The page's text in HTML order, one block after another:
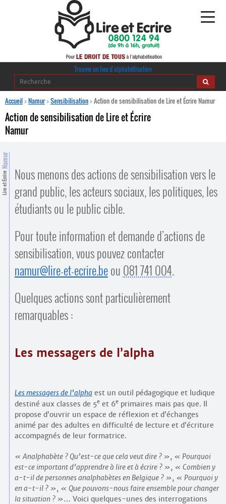
Alphabétisation
Agir pour l’alpha
Regards croisés
Ressources pédagogiques
Comprendre et parler
Bienvenue en Belgique
Espace presse
Trouver un lieu d’alphabétisation
Trouver un lieu d’alphabétisation
Accueil>Namur>Sensibilisation>Action de sensibilisation de Lire et Écrire Namur
Action de sensibilisation de Lire et Écrire
Namur
Lire et Écrire
Namur
Nous menons des actions de sensibilisation vers le
grand public, les acteurs sociaux, les politiques, les
étudiants ou le public cible.
Pour toute information et demande d’actions de
sensibilisation, vous pouvez contacter
namur@lire-et-ecrire.beou 081 741 004.
Quelques actions sont particulièrement
remarquables :
Les messagers de l’alpha
Les messagers de l’alphaest un outil pédagogique et ludique
destiné aux classes de 5eet 6eprimaires mais pas que. Il
propose d’ouvrir un espace de réflexion et d’échanges
animé par des adultes en difficulté de lecture et d’écriture
accompagnés de leur formatrice.
Analphabète ? Qu’est-ce que cela veut dire ? ,
Pourquoi
est-ce important d’apprendre à lire et à écrire ?
,
Combien y
a-t-il de personnes analphabètes en Belgique ?
,
Pourquoi y
en a-t-il ?
,
Que pouvons-nous faire ensemble pour changer
la situation ?
… Voici quelques-unes des interrogations